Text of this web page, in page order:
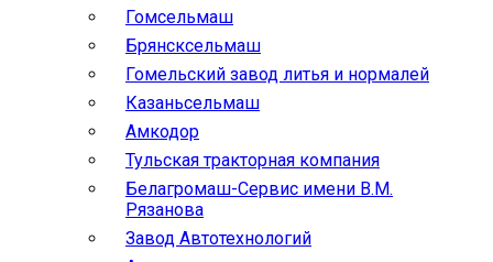
Гомсельмаш
Брянсксельмаш
Гомельский завод литья и нормалей
Казаньсельмаш
Амкодор
Тульская тракторная компания
Белагромаш-Сервис имени В.М.
Рязанова
Завод Автотехнологий